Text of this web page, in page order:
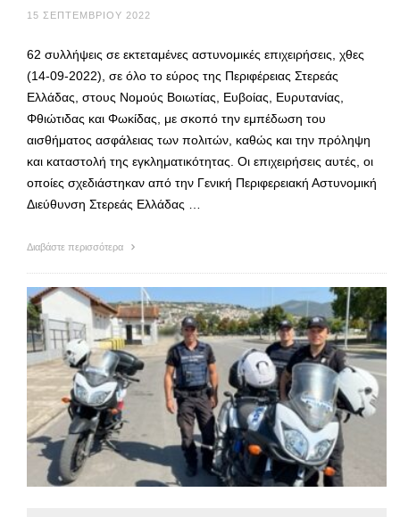
15 ΣΕΠΤΕΜΒΡΊΟΥ 2022
62 συλλήψεις σε εκτεταμένες αστυνομικές επιχειρήσεις, χθες
(14-09-2022), σε όλο το εύρος της Περιφέρειας Στερεάς
Ελλάδας, στους Νομούς Βοιωτίας, Ευβοίας, Ευρυτανίας,
Φθιώτιδας και Φωκίδας, με σκοπό την εμπέδωση του
αισθήματος ασφάλειας των πολιτών, καθώς και την πρόληψη
και καταστολή της εγκληματικότητας. Οι επιχειρήσεις αυτές, οι
οποίες σχεδιάστηκαν από την Γενική Περιφερειακή Αστυνομική
Διεύθυνση Στερεάς Ελλάδας …
Διαβάστε περισσότερα